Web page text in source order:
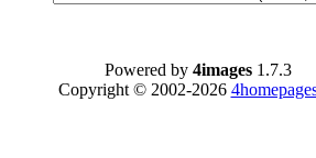
Powered by 4images 1.7.3
Copyright © 2002-2026